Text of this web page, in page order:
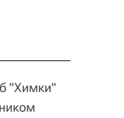
"Химки"